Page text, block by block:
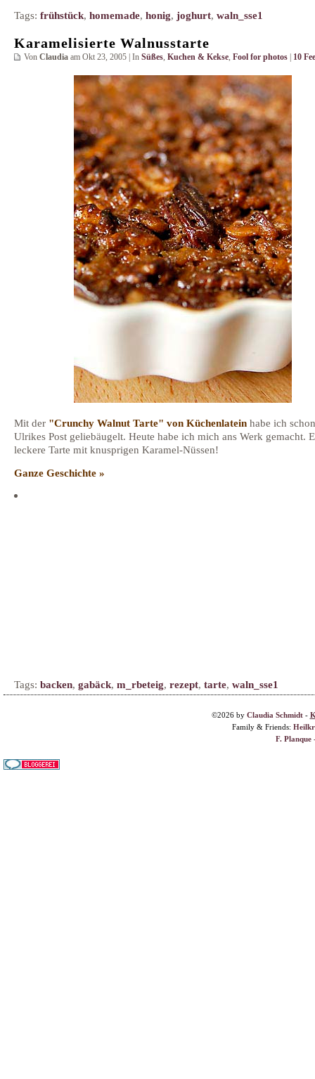
Tags: frühstück, homemade, honig, joghurt, waln_sse1
Karamelisierte Walnusstarte
Von Claudia am Okt 23, 2005 | In Süßes, Kuchen & Kekse, Fool for photos 10
Mit der "Crunchy Walnut Tarte" von Küchenlatein habe ich
Ulrikes Post geliebäugelt. Heute habe ich mich ans Werk gemacht.
leckere Tarte mit knusprigen Karamel-Nüssen!
Ganze Geschichte »
Tags: backen, gabäck, m_rbeteig, rezept, tarte, waln_sse1
©2026 by Claudia Schmidt-
Family & Friends:
F. Planque